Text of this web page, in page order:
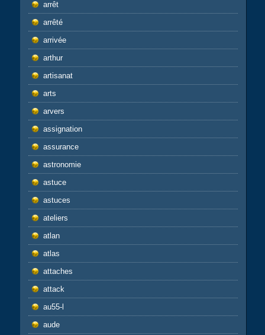
arrêt
arrêté
arrivée
arthur
artisanat
arts
arvers
assignation
assurance
astronomie
astuce
astuces
ateliers
atlan
atlas
attaches
attack
au55-l
aude